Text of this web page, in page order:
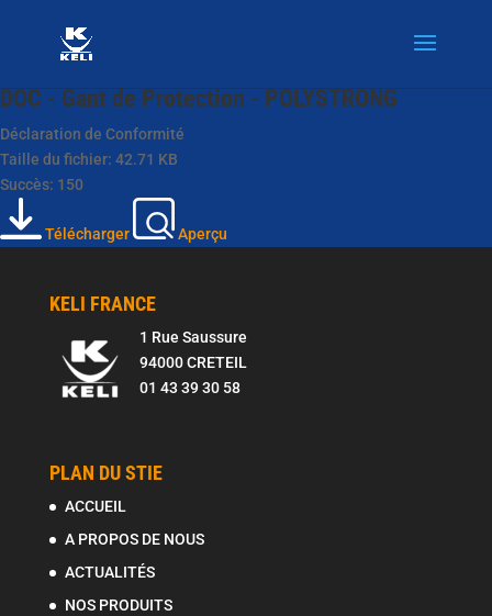
DOC - Gant de Protection - POLYSTRONG
Déclaration de Conformité
Taille du fichier: 42.71 KB
Succès: 150
Télécharger Aperçu
KELI FRANCE
1 Rue Saussure
94000 CRETEIL
01 43 39 30 58
PLAN DU STIE
ACCUEIL
A PROPOS DE NOUS
ACTUALITÉS
NOS PRODUITS